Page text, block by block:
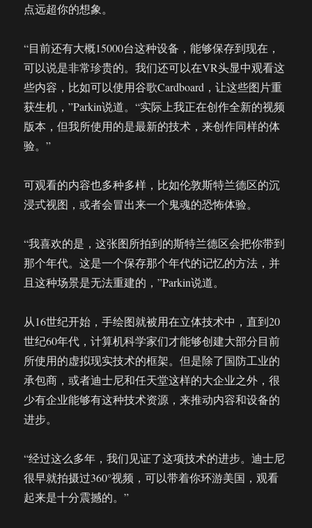
点远超你的想象。
“目前还有大概15000台这种设备，能够保存到现在，
可以说是非常珍贵的。我们还可以在VR头显中观看这
些内容，比如可以使用谷歌Cardboard，让这些图片重
获生机，”Parkin说道。“实际上我正在创作全新的视频
版本，但我所使用的是最新的技术，来创作同样的体
验。”
可观看的内容也多种多样，比如伦敦斯特兰德区的沉
浸式视图，或者会冒出来一个鬼魂的恐怖体验。
“我喜欢的是，这张图所拍到的斯特兰德区会把你带到
那个年代。这是一个保存那个年代的记忆的方法，并
且这种场景是无法重建的，”Parkin说道。
从16世纪开始，手绘图就被用在立体技术中，直到20
世纪60年代，计算机科学家们才能够创建大部分目前
所使用的虚拟现实技术的框架。但是除了国防工业的
承包商，或者迪士尼和任天堂这样的大企业之外，很
少有企业能够有这种技术资源，来推动内容和设备的
进步。
“经过这么多年，我们见证了这项技术的进步。迪士尼
很早就拍摄过360°视频，可以带着你环游美国，观看
起来是十分震撼的。”